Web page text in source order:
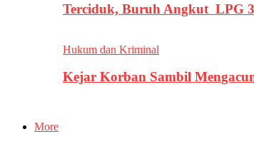
Terciduk, Buruh Angkut LPG
Hukum dan Kriminal
Kejar Korban Sambil
More